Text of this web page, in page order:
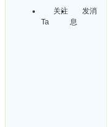
关注
Ta
发消
息